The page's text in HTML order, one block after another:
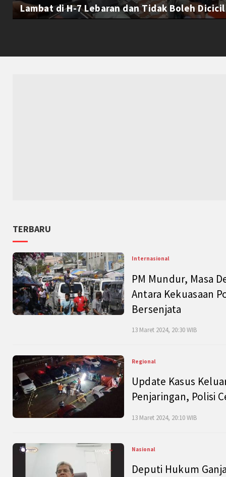
Lambat di H-7 Lebaran dan Tidak Boleh Dicicil
TERBARU
Internasional
PM Mundur, Masa
Antara Kekuasaan
Bersenjata
13 Maret 2024, 20:30 WIB
Regional
Update Kasus
Penjaringan, Polisi
13 Maret 2024, 20:10 WIB
Nasional
Deputi Hukum